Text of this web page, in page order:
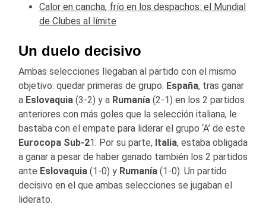
Calor en cancha, frío en los despachos: el Mundial
de Clubes al límite
Un duelo decisivo
Ambas selecciones llegaban al partido con el mismo
objetivo: quedar primeras de grupo. España, tras ganar
a Eslovaquia (3-2) y a Rumanía (2-1) en los 2 partidos
anteriores con más goles que la selección italiana, le
bastaba con el empate para liderar el grupo ‘A’ de este
Eurocopa Sub-21. Por su parte, Italia, estaba obligada
a ganar a pesar de haber ganado también los 2 partidos
ante Eslovaquia (1-0) y Rumanía (1-0). Un partido
decisivo en el que ambas selecciones se jugaban el
liderato.